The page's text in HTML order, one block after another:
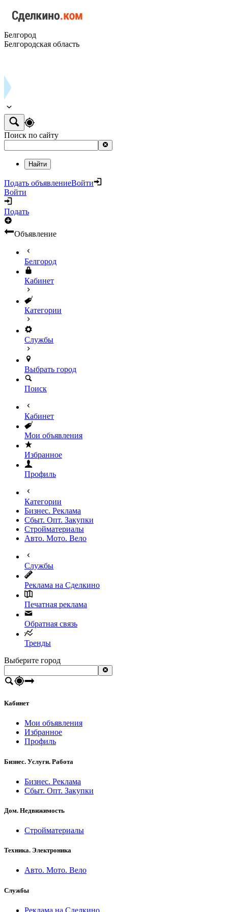
Белгород
Белгородская область
Поиск по сайту
Найти
Подать объявлениеВойти
Войти
Подать
Объявление
Белгород
Кабинет
Категории
Службы
Выбрать город
Поиск
Кабинет
Мои объявления
Избранное
Профиль
Категории
Бизнес. Реклама
Сбыт. Опт. Закупки
Стройматериалы
Авто. Мото. Вело
Службы
Реклама на Сделкино
Печатная реклама
Обратная связь
Тренды
Выберите город
Кабинет
Мои объявления
Избранное
Профиль
Бизнес. Услуги. Работа
Бизнес. Реклама
Сбыт. Опт. Закупки
Дом. Недвижимость
Стройматериалы
Техника. Электроника
Авто. Мото. Вело
Службы
Реклама на Сделкино